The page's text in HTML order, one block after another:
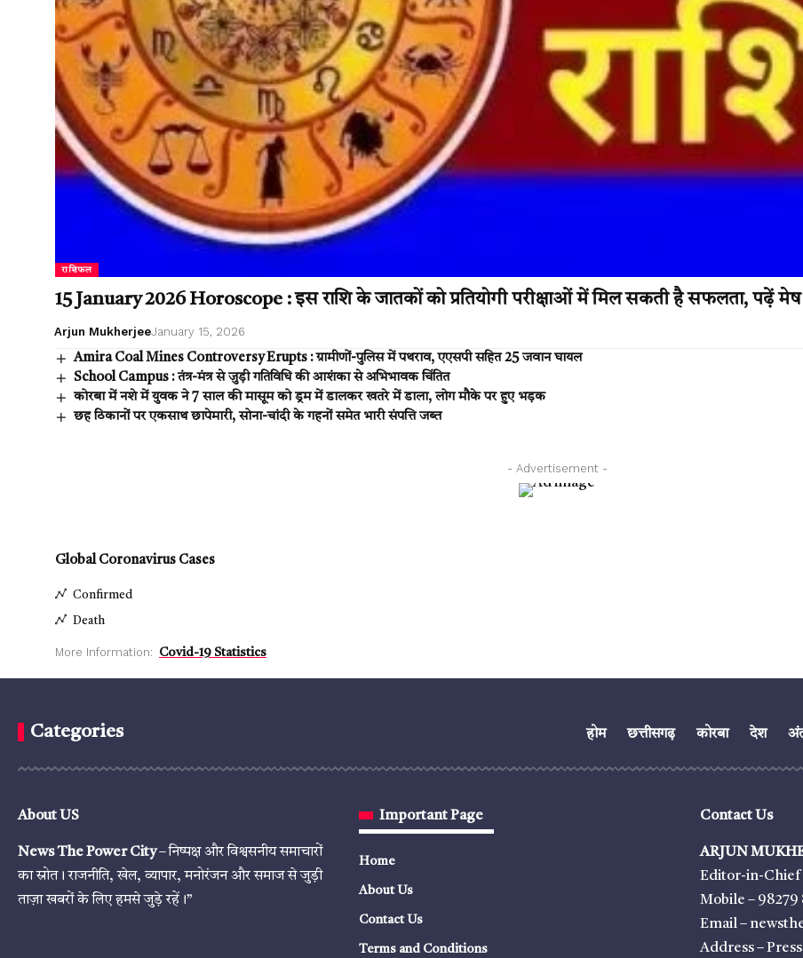
राशिफल
15 January 2026 Horoscope : इस राशि के जातकों को प्रतियोगी परीक्षाओं में मिल सकती है सफलता, पढ़ें
Arjun MukherjeeJanuary 15, 2026
Amira Coal Mines Controversy Erupts : ग्रामीणों-पुलिस में पथराव, एएसपी सहित 25 जवान घायल
School Campus : तंत्र-मंत्र से जुड़ी गतिविधि की आशंका से अभिभावक चिंतित
कोरबा में नशे में युवक ने 7 साल की मासूम को ड्रम में डालकर खतरे में डाला, लोग मौके पर हुए भड़क
छह ठिकानों पर एकसाथ छापेमारी, सोना-चांदी के गहनों समेत भारी संपत्ति जब्त
- Advertisement -
Global Coronavirus Cases
Confirmed
Death
More Information: Covid-19 Statistics
Categories होम छत्तीसगढ़ कोरबा देश
About US
News The Power City– निष्पक्ष और विश्वसनीय समाचारों
का स्रोत। राजनीति, खेल, व्यापार, मनोरंजन और समाज से जुड़ी
ताज़ा खबरों के लिए हमसे जुड़े रहें।”
Important Page
Home
About Us
Contact Us
Terms and Conditions
Contact Us
ARJUN
Editor-in-Chief
Mobile – 98279
Email –
Address –